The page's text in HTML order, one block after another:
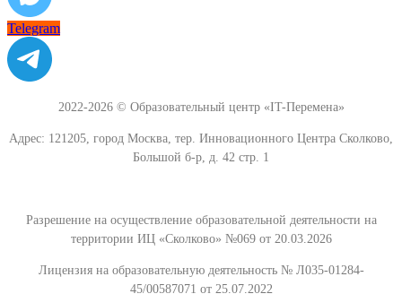
Telegram
2022-2026 © Образовательный центр «IT-Перемена»
Адрес: 121205, город Москва, тер. Инновационного Центра Сколково,
Большой б-р, д. 42 стр. 1
Разрешение на осуществление образовательной деятельности на
территории ИЦ «Сколково» №069 от 20.03.2026
Лицензия на образовательную деятельность № Л035-01284-
45/00587071 от 25.07.2022